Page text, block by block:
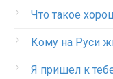
Что такое
Кому на Руси
Я пришел к